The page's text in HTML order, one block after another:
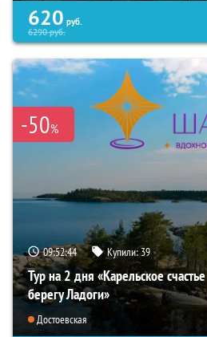
620 руб.
6290руб.
-50%
09:52:43 Купили:39
Тур на 2 дня «Карельское
берегу Ладоги»
Достоевская